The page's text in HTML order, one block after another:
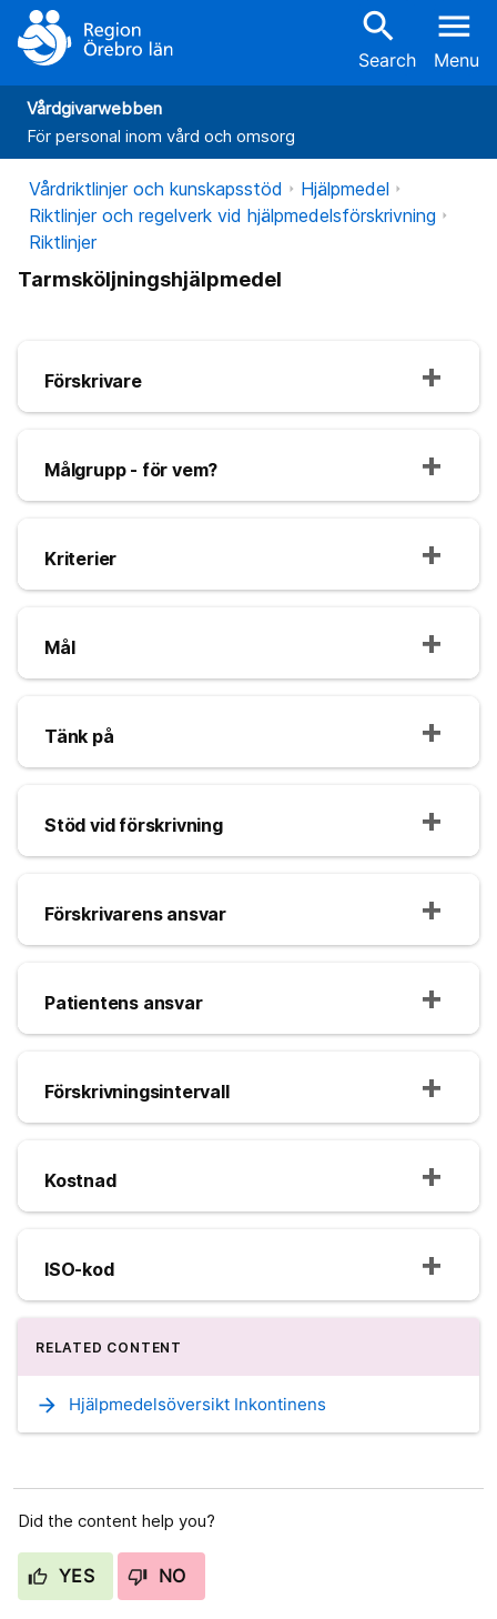
search
Search
menu
Menu
Vårdgivarwebben
För personal inom vård och omsorg
Vårdriktlinjer och kunskapsstöd
Hjälpmedel
Riktlinjer och regelverk vid hjälpmedelsförskrivning
Riktlinjer
Tarmsköljningshjälpmedel
Förskrivare
Målgrupp - för vem?
Kriterier
Mål
Tänk på
Stöd vid förskrivning
Förskrivarens ansvar
Patientens ansvar
Förskrivningsintervall
Kostnad
ISO-kod
RELATED CONTENT
arrow_forward Hjälpmedelsöversikt Inkontinens
Did the content help you?
YES NO